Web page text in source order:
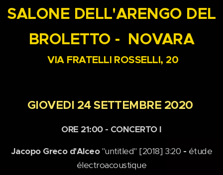
SALONE DELL'ARENGO DEL
BROLETTO - NOVARA
VIA FRATELLI ROSSELLI, 20
GIOVEDI 24 SETTEMBRE 2020
ORE 21:00 - CONCERTO I
Jacopo Greco d'Alceo"untitled" [2018] 3:20 - étude
électroacoustique